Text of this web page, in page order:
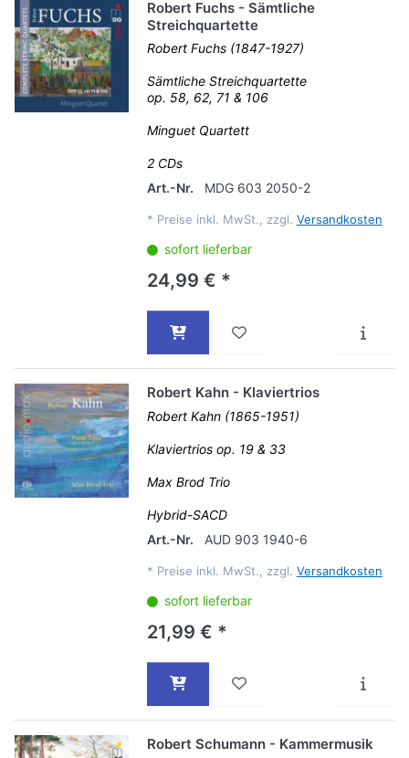
Robert Fuchs - Sämtliche
Streichquartette
Robert Fuchs (1847-1927)
Sämtliche Streichquartette
op. 58, 62, 71 & 106
Minguet Quartett
2 CDs
Art.-Nr.
MDG 603 2050-2
* Preise inkl. MwSt., zzgl. Versandkosten
sofort lieferbar
24,99 € *
Robert Kahn - Klaviertrios
Robert Kahn (1865-1951)
Klaviertrios op. 19 & 33
Max Brod Trio
Hybrid-SACD
Art.-Nr.
AUD 903 1940-6
* Preise inkl. MwSt., zzgl. Versandkosten
sofort lieferbar
21,99 € *
Robert Schumann - Kammermusik